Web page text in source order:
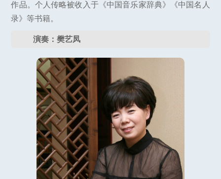
作品。个人传略被收入于《中国音乐家辞典》《中国名人
录》等书籍。
演奏：樊艺凤